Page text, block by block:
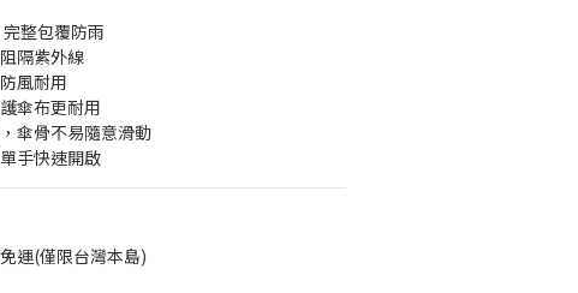
整包覆防雨
隔紫外線
風耐用
傘布更耐用
傘骨不易隨意滑動
手快速開啟
運(僅限台灣本島)